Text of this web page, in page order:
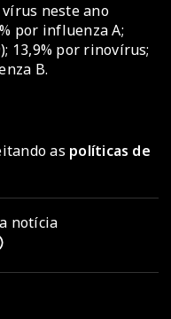
vírus neste ano
por influenza A;
13,9% por rinovírus;
B.
as políticas de
notícia